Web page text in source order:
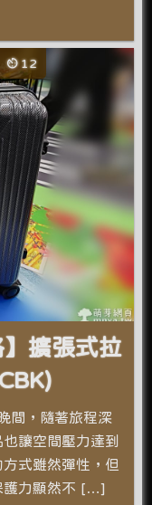
12
】擴張式拉
間，隨著旅程深
讓空間壓力達到
式雖然彈性，但
護力顯然不 […]